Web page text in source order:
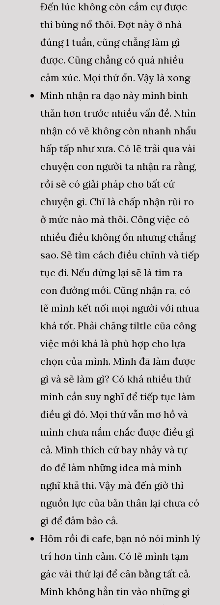
Đến lúc không còn cầm cự được
thì bùng nổ thôi. Đợt này ở nhà
đúng 1 tuần, cũng chẳng làm gì
được. Cũng chẳng có quá nhiều
cảm xúc. Mọi thứ ổn. Vậy là xong
Mình nhận ra dạo này mình bình
thản hơn trước nhiều vấn đề. Nhìn
nhận có vẻ không còn nhanh nhẩu
hấp tấp như xưa. Có lẽ trải qua vài
chuyện con người ta nhận ra rằng,
rồi sẽ có giải pháp cho bất cứ
chuyện gì. Chỉ là chấp nhận rủi ro
ở mức nào mà thôi. Công việc có
nhiều điều không ổn nhưng chẳng
sao. Sẽ tìm cách điều chỉnh và tiếp
tục đi. Nếu dừng lại sẽ là tìm ra
con đường mới. Cũng nhận ra, có
lẽ mình kết nối mọi người với nhua
khá tốt. Phải chăng tiltle của công
việc mới khá là phù hợp cho lựa
chọn của mình. Mình đã làm được
gì và sẽ làm gì? Có khá nhiều thứ
mình cần suy nghĩ để tiếp tục làm
điều gì đó. Mọi thứ vẫn mơ hồ và
mình chưa nắm chắc được điều gì
cả. Mình thích cứ bay nhảy và tự
do để làm những idea mà mình
nghĩ khả thi. Vậy mà đến giờ thì
nguồn lực của bản thân lại chưa có
gì để đảm bảo cả.
Hôm rồi đi cafe, bạn nó nói mình lý
trí hơn tình cảm. Có lẽ mình tạm
gác vài thứ lại để cân bằng tất cả.
Mình không hẳn tin vào những gì